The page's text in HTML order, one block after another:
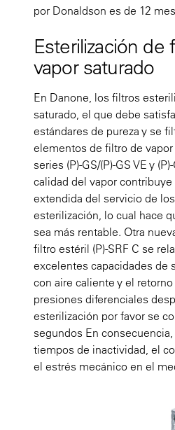
por Donaldson es de 12
Esterilización de
vapor saturado
En Danone, los filtros
saturado, el que debe
estándares de pureza y se
elementos de filtro de
series (P)-GS/(P)-GS VE y
calidad del vapor contribuye
extendida del servicio de
esterilización, lo cual hace
sea más rentable. Otra
filtro estéril (P)-SRF C se
excelentes capacidades de
con aire caliente y el
presiones diferenciales
esterilización por favor se
segundos En
tiempos de inactividad, el
el estrés mecánico en el